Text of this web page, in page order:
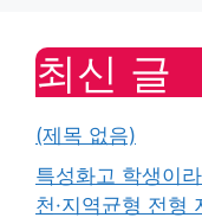
최신 글
(제목 없음)
특성화고 학생이
천·지역균형 전형